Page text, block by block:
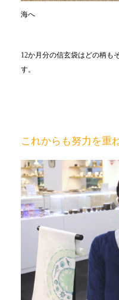
海へ
12か月分の信玄袋はどの柄も
す。
これからも努力を重